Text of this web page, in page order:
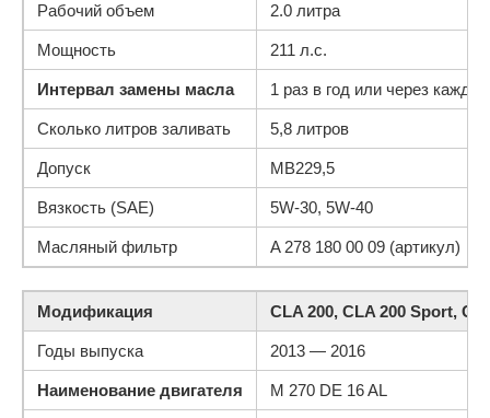
Рабочий объем 2.0 литра
Мощность 211 л.с.
Интервал замены масла 1 раз в год или через
Сколько литров заливать 5,8 литров
Допуск МВ229,5
Вязкость (SAE) 5W-30, 5W-40
Масляный фильтр A 278 180 00 09 (артикул)
Модификация CLA 200, CLA 200 Sport,
Годы выпуска 2013 — 2016
Наименование двигателя M 270 DE 16 AL